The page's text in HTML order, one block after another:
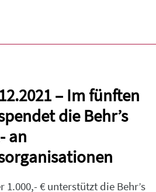
– Im fünften
die Behr’s
an
1.000,- € unterstützt die Behr’s